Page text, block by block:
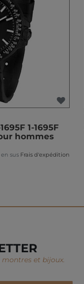
1-1695F
hommes
en sus Frais d'expédition
montres et bijoux.